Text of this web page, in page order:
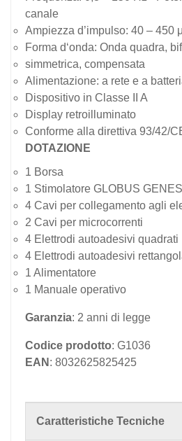
canale
Ampiezza d’impulso: 40 – 450
Forma d‘onda: Onda quadra,
simmetrica, compensata
Alimentazione: a rete e a
Dispositivo in Classe II A
Display retroilluminato
Conforme alla direttiva 93/42/
DOTAZIONE
1 Borsa
1 Stimolatore GLOBUS
4 Cavi per collegamento agli
2 Cavi per microcorrenti
4 Elettrodi autoadesivi quadrati
4 Elettrodi autoadesivi
1 Alimentatore
1 Manuale operativo
Garanzia: 2 anni di legge
Codice prodotto: G1036
EAN : 8032625825425
Caratteristiche Tecniche